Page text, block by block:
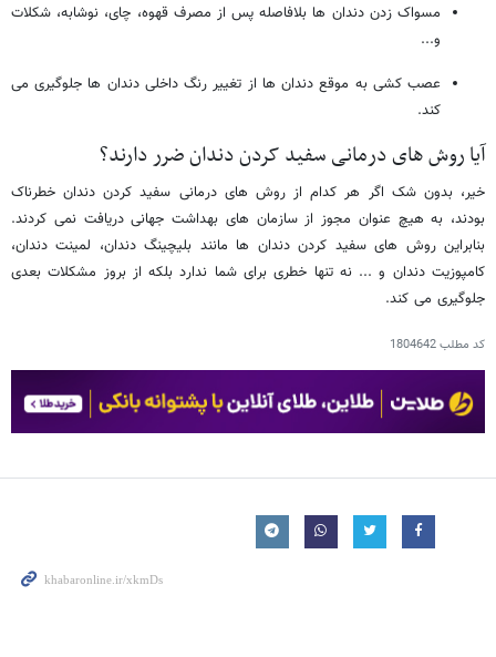
مسواک زدن دندان ها بلافاصله پس از مصرف قهوه، چای، نوشابه، شکلات
و...
عصب کشی به موقع دندان ها از تغییر رنگ داخلی دندان ها جلوگیری می
کند.
آیا روش های درمانی سفید کردن دندان ضرر دارند؟
خیر، بدون شک اگر هر کدام از روش های درمانی سفید کردن دندان خطرناک
بودند، به هیچ عنوان مجوز از سازمان های بهداشت جهانی دریافت نمی کردند.
بنابراین روش های سفید کردن دندان ها مانند بلیچینگ دندان، لمینت دندان،
کامپوزیت دندان و ... نه تنها خطری برای شما ندارد بلکه از بروز مشکلات بعدی
جلوگیری می کند.
کد مطلب1804642